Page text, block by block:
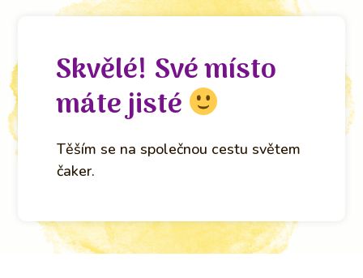
Skvělé! Své místo
máte jisté
Těším se na společnou cestu světem
čaker.